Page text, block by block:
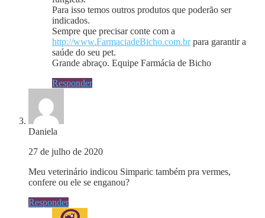
Para isso temos outros produtos que poderão ser
indicados.
Sempre que precisar conte com a
http://www.FarmaciadeBicho.com.brpara garantir a
saúde do seu pet.
Grande abraço. Equipe Farmácia de Bicho
Responder
Daniela
27 de julho de 2020
Meu veterinário indicou Simparic também pra vermes,
confere ou ele se enganou?
Responder